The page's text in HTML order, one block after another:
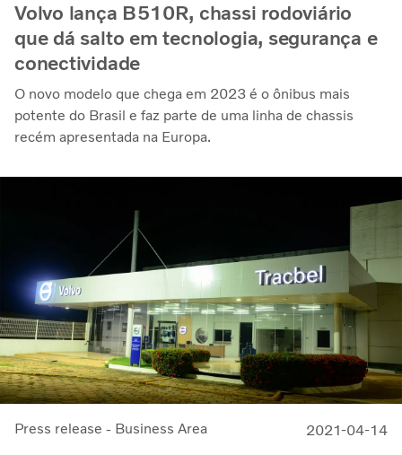
Volvo lança B510R, chassi rodoviário
que dá salto em tecnologia, segurança e
conectividade
O novo modelo que chega em 2023 é o ônibus mais
potente do Brasil e faz parte de uma linha de chassis
recém apresentada na Europa.
Press release - Business Area 2021-04-14